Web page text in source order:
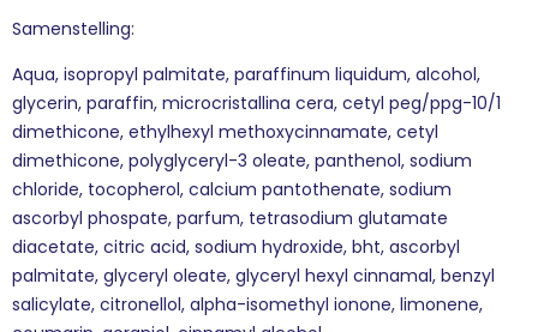
Samenstelling:
Aqua, isopropyl palmitate, paraffinum liquidum, alcohol,
glycerin, paraffin, microcristallina cera, cetyl peg/ppg-10/1
dimethicone, ethylhexyl methoxycinnamate, cetyl
dimethicone, polyglyceryl-3 oleate, panthenol, sodium
chloride, tocopherol, calcium pantothenate, sodium
ascorbyl phospate, parfum, tetrasodium glutamate
diacetate, citric acid, sodium hydroxide, bht, ascorbyl
palmitate, glyceryl oleate, glyceryl hexyl cinnamal, benzyl
salicylate, citronellol, alpha-isomethyl ionone, limonene,